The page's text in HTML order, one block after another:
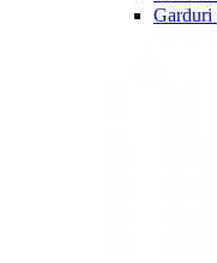
Garduri